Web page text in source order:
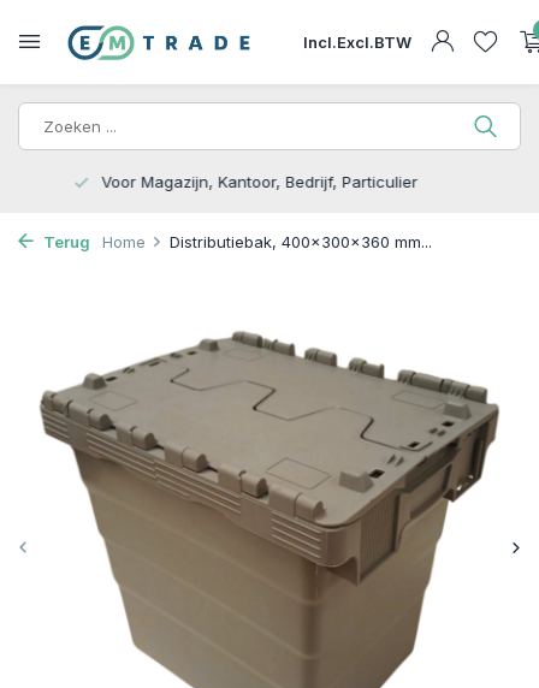
Incl.Excl.BTW
15.000m2 op Voorraad | Bezorgen of Afhalen
Terug Home Distributiebak, 400x300x360 mm...